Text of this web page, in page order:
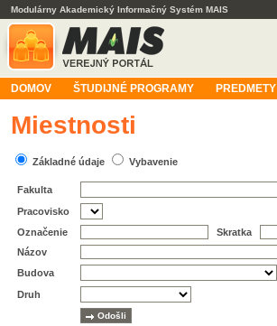
Modulárny Akademický Informačný Systém MAIS
DOMOV ŠTUDIJNÉ PROGRAMY PREDMETY
Miestnosti
Základné údaje Vybavenie
Fakulta
Pracovisko
Označenie
Skratka
Názov
Budova
Druh